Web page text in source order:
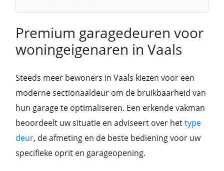
Premium garagedeuren voor
woningeigenaren in Vaals
Steeds meer bewoners in Vaals kiezen voor een
moderne sectionaaldeur om de bruikbaarheid van
hun garage te optimaliseren. Een erkende vakman
beoordeelt uw situatie en adviseert over hettype
deur, de afmeting en de beste bediening voor uw
specifieke oprit en garageopening.